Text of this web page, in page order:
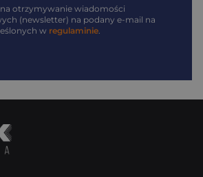
otrzymywanie wiadomości
(newsletter) na podany e-mail na
w regulaminie